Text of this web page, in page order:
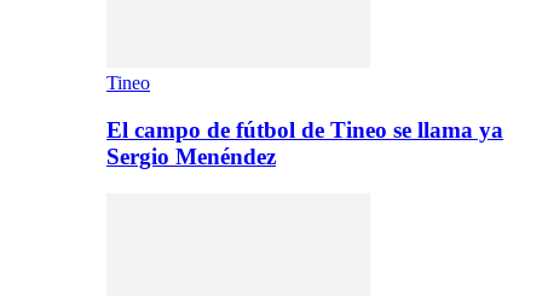
Tineo
El campo de fútbol de Tineo se llama ya
Sergio Menéndez